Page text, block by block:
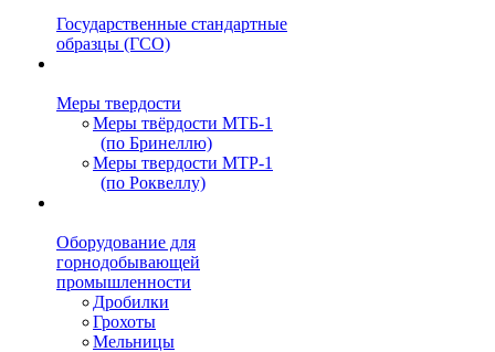
Государственные стандартные
образцы (ГСО)
Меры твердости
Меры твёрдости МТБ-1
(по Бринеллю)
Меры твердости МТР-1
(по Роквеллу)
Оборудование для
горнодобывающей
промышленности
Дробилки
Грохоты
Мельницы